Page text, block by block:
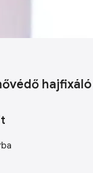
hajfixáló